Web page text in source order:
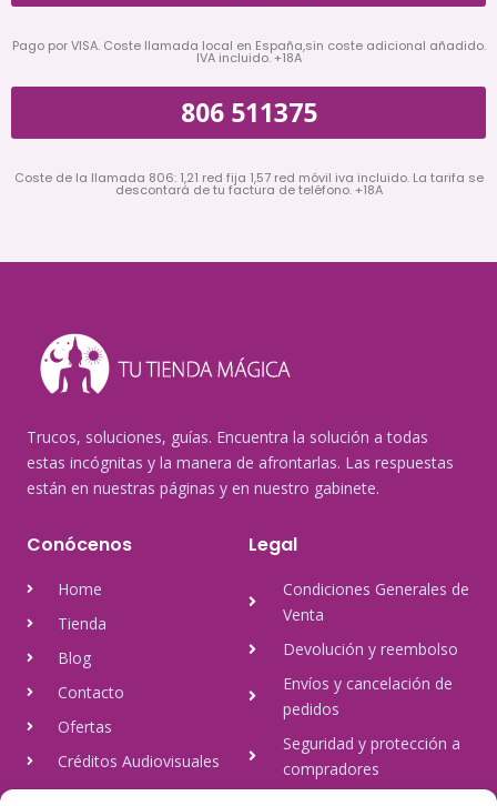
Pago por VISA. Coste llamada local en España,sin coste adicional añadido.
IVA incluido. +18A
806 511375
Coste de la llamada 806: 1,21 red fija 1,57 red móvil iva incluido. La tarifa se
descontará de tu factura de teléfono. +18A
Trucos, soluciones, guías. Encuentra la solución a todas
estas incógnitas y la manera de afrontarlas. Las respuestas
están en nuestras páginas y en nuestro gabinete.
Conócenos
Home
Tienda
Blog
Contacto
Ofertas
Créditos Audiovisuales
tulineamagica.com
Legal
Condiciones Generales de
Venta
Devolución y reembolso
Envíos y cancelación de
pedidos
Seguridad y protección a
compradores